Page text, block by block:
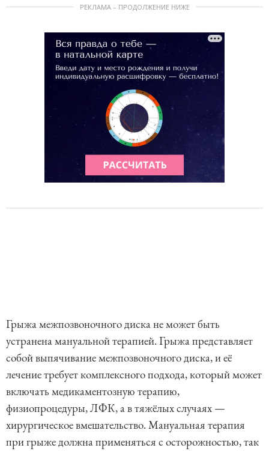
РЕКЛАМА – ПРОДОЛЖЕНИЕ НИЖЕ
Грыжа межпозвоночного диска не может быть
устранена мануальной терапией. Грыжа представляет
собой выпячивание межпозвоночного диска, и её
лечение требует комплексного подхода, который может
включать медикаментозную терапию,
физиопроцедуры, ЛФК, а в тяжёлых случаях —
хирургическое вмешательство. Мануальная терапия
при грыже должна применяться с осторожностью, так